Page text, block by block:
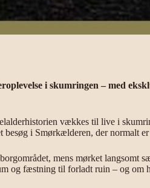
i skumringen – med
vækkes til live i
i Smørkælderen, der normalt
mens mørket
og fæstning til forladt ruin – og om